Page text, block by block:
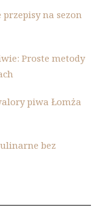
na sezon
Proste metody
piwa Łomża
bez